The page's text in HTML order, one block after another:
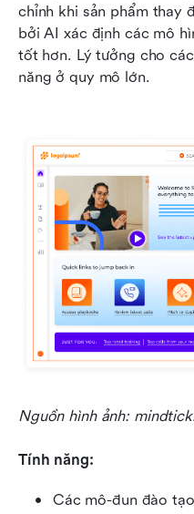
chỉnh khi sản phẩm thay
bởi AI xác định các mô
tốt hơn. Lý tưởng cho
năng ở quy mô lớn.
Nguồn hình ảnh:
Tính năng:
Các mô-đun đào